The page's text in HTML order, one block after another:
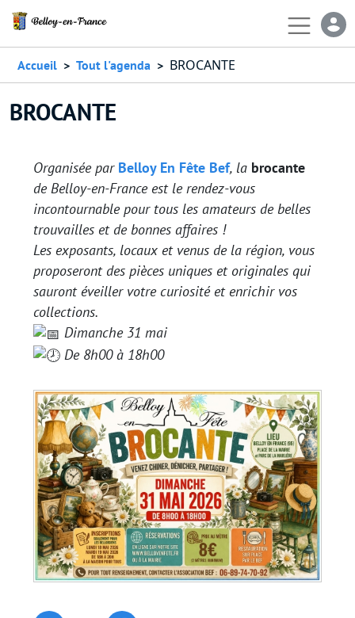
Accueil Tout l'agenda BROCANTE
BROCANTE
Organisée par Belloy En Fête Bef, la brocante
de Belloy-en-France est le rendez-vous
incontournable pour tous les amateurs de belles
trouvailles et de bonnes affaires !
Les exposants, locaux et venus de la région, vous
proposeront des pièces uniques et originales qui
sauront éveiller votre curiosité et enrichir vos
collections.
Dimanche 31 mai
De 8h00 à 18h00